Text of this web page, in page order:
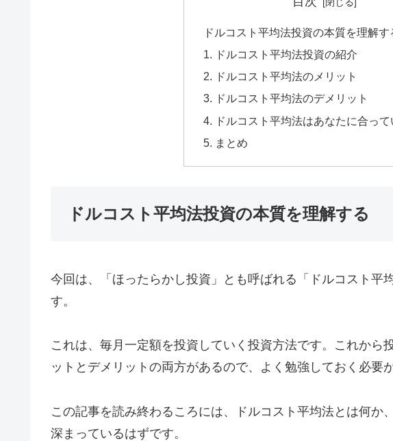
ドルコスト平均法投資の本質を理解す
1. ドルコスト平均法投資の紹介
2. ドルコスト平均法のメリット
3. ドルコスト平均法のデメリット
4. ドルコスト平均法はあなたに合って
5. まとめ
ドルコスト平均法投資の本質を理解する
今回は、「ほったらかし投資」とも呼ばれる「ドルコスト平
す。
これは、毎月一定額を投資していく投資方法です。これから
ットとデメリットの両方があるので、よく勉強しておく必要
この記事を読み終わるころには、ドルコスト平均法とは何か
深まっているはずです。